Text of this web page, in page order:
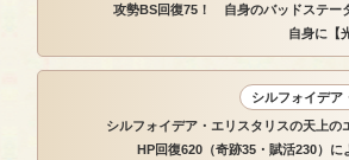
攻勢BS回復75！ 自身のバッドステー
自身に【
シルフォイデア
シルフォイデア・エリスタリスの天上の
HP回復620（奇跡35・賦活230）に